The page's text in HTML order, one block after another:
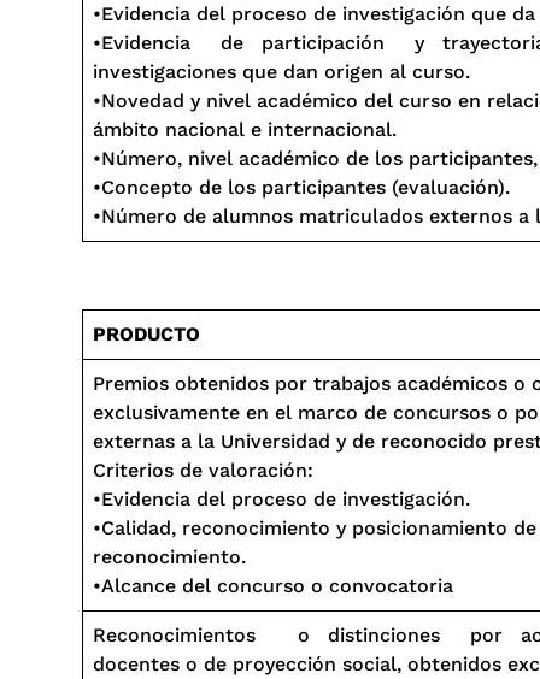
•Evidencia del proceso de investigación que
•Evidencia de participación y
investigaciones que dan origen al curso.
•Novedad y nivel académico del curso en
ámbito nacional e internacional.
•Número, nivel académico de los
•Concepto de los participantes (evaluación).
•Número de alumnos matriculados externos a
PRODUCTO
Premios obtenidos por trabajos académicos o
exclusivamente en el marco de concursos o
externas a la Universidad y de reconocido
Criterios de valoración:
•Evidencia del proceso de investigación.
•Calidad, reconocimiento y posicionamiento
reconocimiento.
•Alcance del concurso o convocatoria
Reconocimientos o distinciones por
docentes o de proyección social, obtenidos